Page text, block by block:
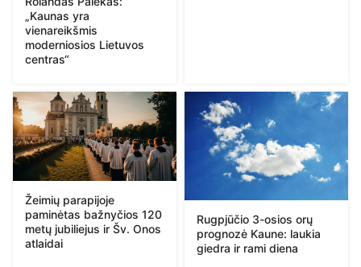
„Kaunas yra
vienareikšmis
moderniosios Lietuvos
centras“
Žeimių parapijoje
paminėtas bažnyčios 120
metų jubiliejus ir Šv. Onos
atlaidai
Rugpjūčio 3-osios orų
prognozė Kaune: laukia
giedra ir rami diena